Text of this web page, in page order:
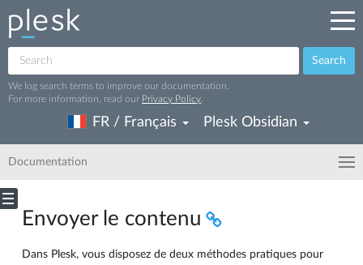
Search
We log search terms to improve our documentation.
For more information, read our Privacy Policy
FR / Français Plesk Obsidian
Documentation
Envoyer le contenu
Dans Plesk, vous disposez de deux méthodes pratiques pour